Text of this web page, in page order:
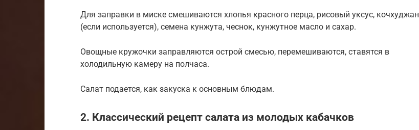
Для заправки в миске смешиваются хлопья красного перца, рисовый уксус, кочхуджан
(если используется), семена кунжута, чеснок, кунжутное масло и сахар.
Овощные кружочки заправляются острой смесью, перемешиваются, ставятся в
холодильную камеру на полчаса.
Салат подается, как закуска к основным блюдам.
2. Классический рецепт салата из молодых кабачков